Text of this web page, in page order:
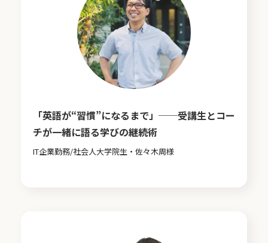
「英語が“習慣”になるまで」──受講生とコー
チが一緒に語る学びの継続術
IT企業勤務/社会人大学院生・佐々木周様